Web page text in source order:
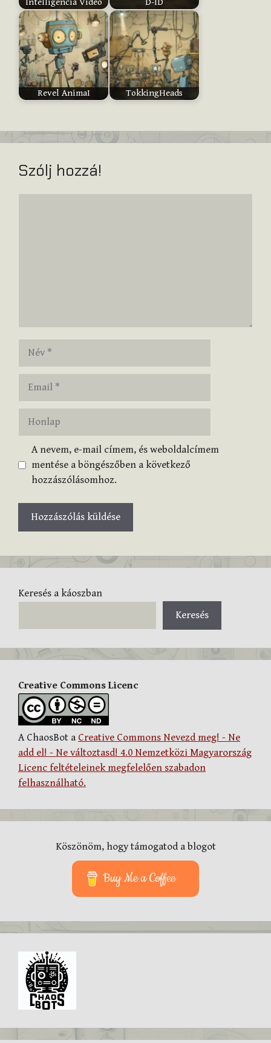
Intelligencia Video D-ID
Revel AnimaI TokkingHeads
Szólj hozzá!
Honlap
A nevem, e-mail címem, és weboldalcímem
mentése a böngészőben a következő
hozzászólásomhoz.
Keresés a káoszban
Keresés
Creative Commons Licenc
A ChaosBot a Creative Commons Nevezd meg! - Ne
add el! - Ne változtasd! 4.0 Nemzetközi Magyarország
Licenc feltételeinek megfelelően szabadon
felhasználható.
Köszönöm, hogy támogatod a blogot
Buy Me a Coffee